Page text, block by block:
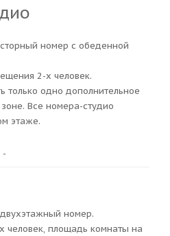
номер с обеденной
2-х человек.
только одно дополнительное
Все номера-студио
этаже.
-
номер.
человек, площадь комнаты на